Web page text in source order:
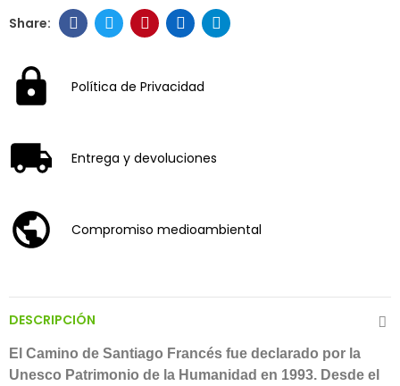
Política de Privacidad
Entrega y devoluciones
Compromiso medioambiental
DESCRIPCIÓN
El Camino de Santiago Francés fue declarado por la
Unesco Patrimonio de la Humanidad en 1993. Desde el